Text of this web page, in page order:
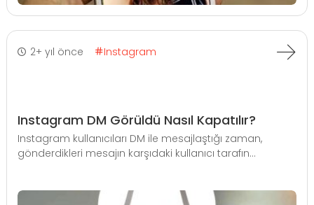
2+ yıl önce Instagram
Instagram DM Görüldü Nasıl Kapatılır?
Instagram kullanıcıları DM ile mesajlaştığı zaman,
gönderdikleri mesajın karşıdaki kullanıcı tarafın...